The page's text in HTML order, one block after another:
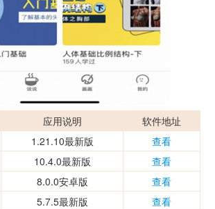
应用说明
软件地址
1.21.10最新版
查看
10.4.0最新版
查看
8.0.0安卓版
查看
5.7.5最新版
查看